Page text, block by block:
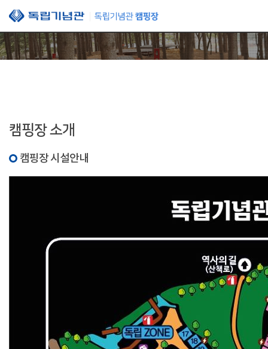
본문 바로가기
캠핑장 소개
캠핑장 시설안내